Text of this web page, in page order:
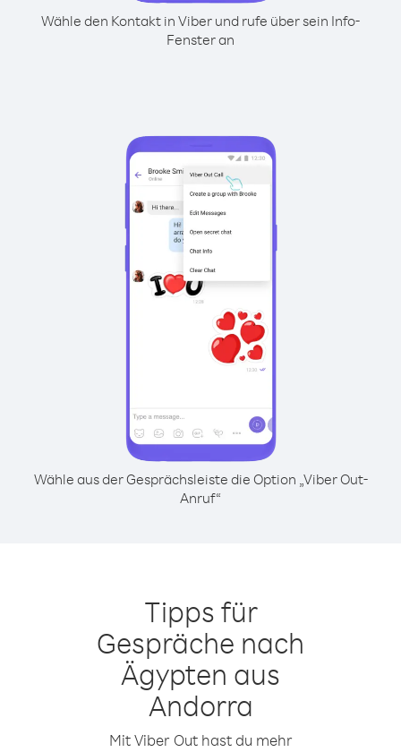
Wähle den Kontakt in Viber und rufe über sein Info-
Fenster an
Wähle aus der Gesprächsleiste die Option „Viber Out-
Anruf“
Tipps für
Gespräche nach
Ägypten aus
Andorra
Mit Viber Out hast du mehr